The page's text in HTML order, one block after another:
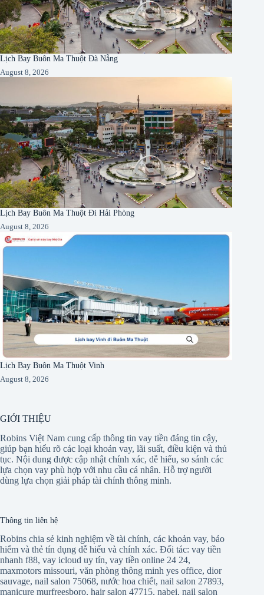
Lịch Bay Buôn Ma Thuột Đà Nẵng
August 8, 2026
Lịch Bay Buôn Ma Thuột Đi Hải Phòng
August 8, 2026
Lịch Bay Buôn Ma Thuột Vinh
August 8, 2026
GIỚI THIỆU
Robins Việt Nam cung cấp thông tin vay tiền đáng tin cậy,
giúp bạn hiểu rõ các loại khoản vay, lãi suất, điều kiện và thủ
tục. Nội dung được cập nhật chính xác, dễ hiểu, so sánh các
lựa chọn vay phù hợp với nhu cầu cá nhân. Hỗ trợ người
dùng lựa chọn giải pháp tài chính thông minh.
Thông tin liên hệ
Robins chia sẻ kinh nghiệm về tài chính, các khoản vay, bảo
hiểm và thẻ tín dụng dễ hiểu và chính xác. Đối tác: vay tiền
nhanh f88, vay icloud uy tín, vay tiền online 24 24,
maxmotors missouri, văn phòng thông minh yes office, dior
sauvage, nail salon 75068, nước hoa chiết, nail salon 27893,
manicure murfreesboro, hair salon 47715, nabei, nail salon